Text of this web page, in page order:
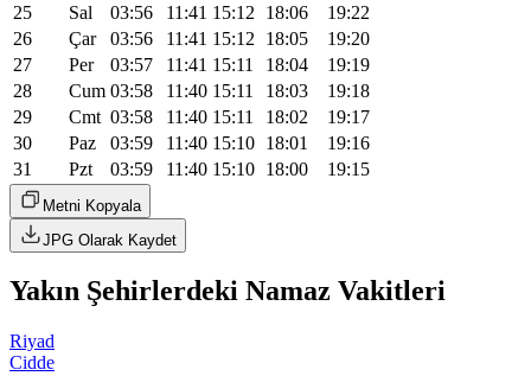
25
Sal 03:56 11:41 15:12 18:06
19:22
26
Çar 03:56 11:41 15:12 18:05
19:20
27
Per 03:57 11:41 15:11 18:04
19:19
28
Cum 03:58 11:40 15:11 18:03
19:18
29
Cmt 03:58 11:40 15:11 18:02
19:17
30
Paz 03:59 11:40 15:10 18:01
19:16
31
Pzt 03:59 11:40 15:10 18:00 19:15
Metni Kopyala
JPG Olarak Kaydet
Yakın Şehirlerdeki Namaz Vakitleri
Riyad
Cidde